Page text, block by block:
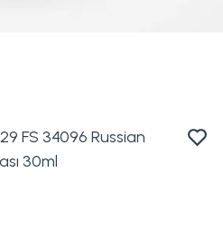
FS 34096 Russian
30ml